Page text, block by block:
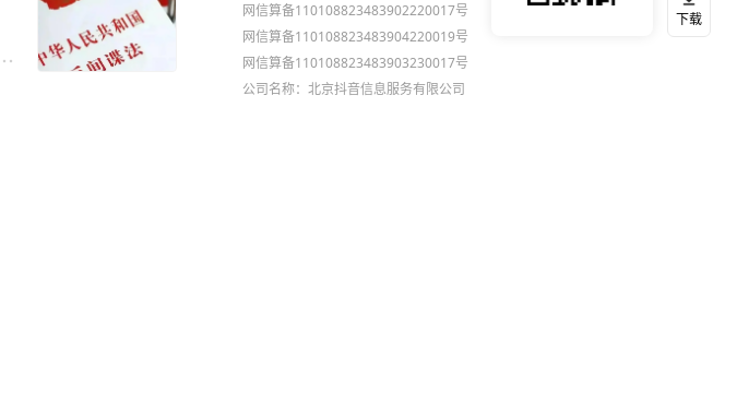
网信算备110108823483902220017号
网信算备110108823483904220019号
网信算备110108823483903230017号
公司名称：北京抖音信息服务有限公司
下载